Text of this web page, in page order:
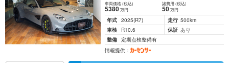
車両価格(税込)
5380万円
諸費用 (税込)
50 万円
年式 2025(R7) 走行 500km
車検
R10.6 保証 あり
整備 定期点検整備有
情報提供：